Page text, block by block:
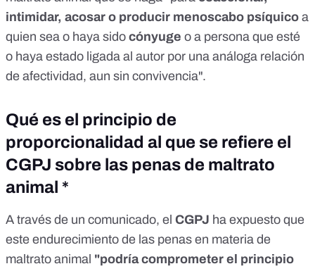
intimidar, acosar o producir menoscabo psíquico a
quien sea o haya sido cónyuge o a persona que esté
o haya estado ligada al autor por una análoga relación
de afectividad, aun sin convivencia".
Qué es el principio de
proporcionalidad al que se refiere el
CGPJ sobre las penas de maltrato
animal *
A través de un comunicado, el CGPJ ha expuesto que
este endurecimiento de las penas en materia de
maltrato animal "podría comprometer el principio